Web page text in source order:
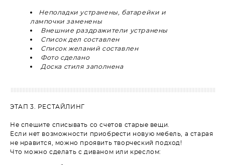
Неполадки устранены, батарейки и
лампочки заменены
Внешние раздражители устранены
Список дел составлен
Список желаний составлен
Фото сделано
Доска стиля заполнена
ЭТАП 3. РЕСТАЙЛИНГ
Не спешите списывать со счетов старые вещи.
Если нет возможности приобрести новую мебель, а старая
не нравится, можно проявить творческий подход!
Что можно сделать с диваном или креслом: